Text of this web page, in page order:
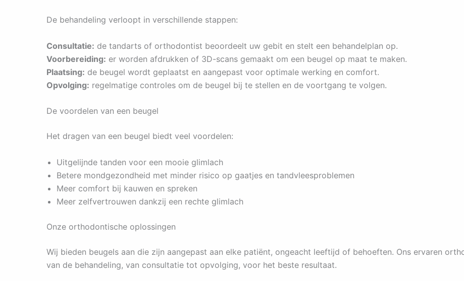
De behandeling verloopt in verschillende stappen:
Consultatie: de tandarts of orthodontist beoordeelt uw gebit en stelt een behandelplan op.
Voorbereiding: er worden afdrukken of 3D-scans gemaakt om een beugel op maat te maken.
Plaatsing: de beugel wordt geplaatst en aangepast voor optimale werking en comfort.
Opvolging: regelmatige controles om de beugel bij te stellen en de voortgang te volgen.
De voordelen van een beugel
Het dragen van een beugel biedt veel voordelen:
Uitgelijnde tanden voor een mooie glimlach
Betere mondgezondheid met minder risico op gaatjes en tandvleesproblemen
Meer comfort bij kauwen en spreken
Meer zelfvertrouwen dankzij een rechte glimlach
Onze orthodontische oplossingen
Wij bieden beugels aan die zijn aangepast aan elke patiënt, ongeacht leeftijd of behoeften. Ons ervaren
van de behandeling, van consultatie tot opvolging, voor het beste resultaat.